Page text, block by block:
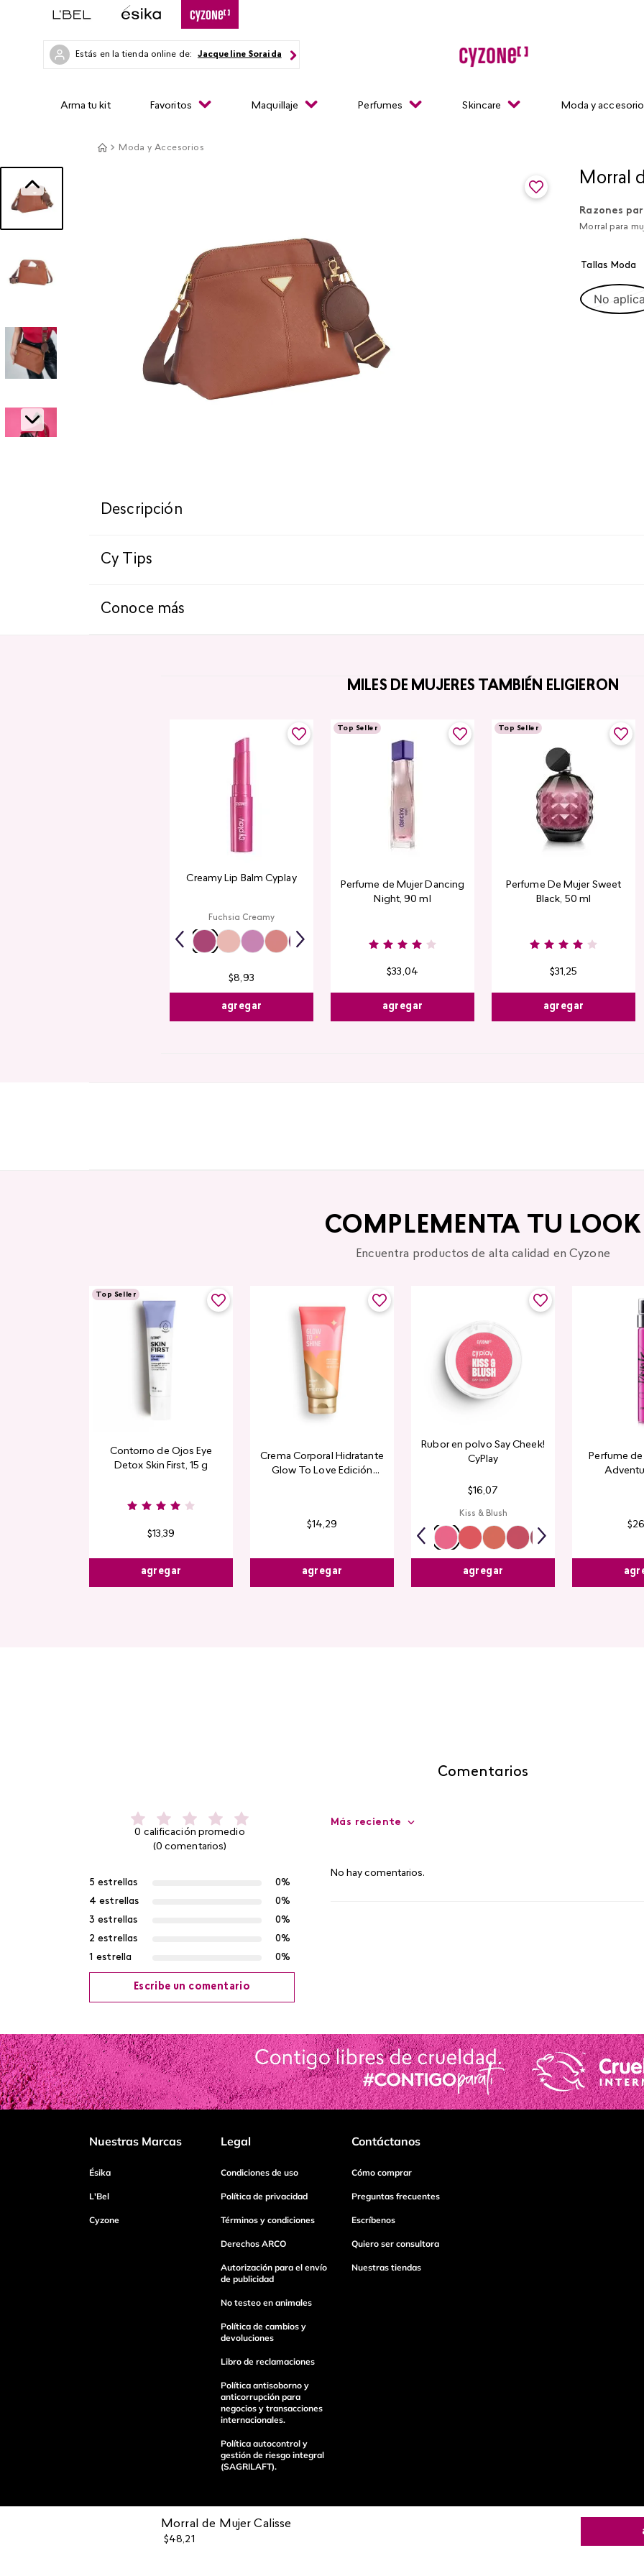
Estás en la tienda online de: Jacqueline Soraida
Arma tu kit Favoritos Maquillaje Perfumes Skincare Moda y
Moda y Accesorios
Morral
Razones
Morral para
Tallas Moda
No aplica
Morral de Mujer Calisse
$48,21
Descripción
Cy Tips
Conoce más
MILES DE MUJERES TAMBIÉN ELIGIERON
Creamy Lip Balm Cyplay
Fuchsia Creamy
$8,93
agregar
Top Seller
Perfume de Mujer Dancing
Night, 90 ml
$33 ,04
agregar
Top Seller
Perfume De Mujer Sweet
Black, 50 ml
$31,25
agregar
Burgundy
Rose Pink Dusty
COMPLEMENTA TU LOOK
Encuentra productos de alta calidad en Cyzone
Top Seller
Contorno de Ojos Eye
Detox Skin First, 15 g
$13,39
agregar
Crema Corporal Hidratante
Glow To Love Edición
$14,29
agregar
Rubor en polvo Say Cheek!
CyPlay
$16,07
Kiss & Blush
agregar
Perfume
$26
Comentarios
0 calificación promedio
(0 comentarios)
5 estrellas
0%
4 estrellas
0%
3 estrellas
0%
2 estrellas
0%
1 estrella
0%
Escribe un comentario
Agregar comentario
Título
Tu nombre
Dirección de email
Más reciente
No hay comentarios.
Nuestras Marcas
Ésika
L'Bel
Cyzone
Legal
Condiciones de uso
Política de privacidad
Términos y condiciones
Derechos ARCO
Autorización para el envío
de publicidad
No testeo en animales
Política de cambios y
devoluciones
Libro de reclamaciones
Política antisoborno y
anticorrupción para
negocios y transacciones
internacionales.
Política autocontrol y
gestión de riesgo integral
(SAGRILAFT).
Contáctanos
Cómo comprar
Preguntas frecuentes
Escríbenos
Quiero ser consultora
Nuestras tiendas
Pagos 100%